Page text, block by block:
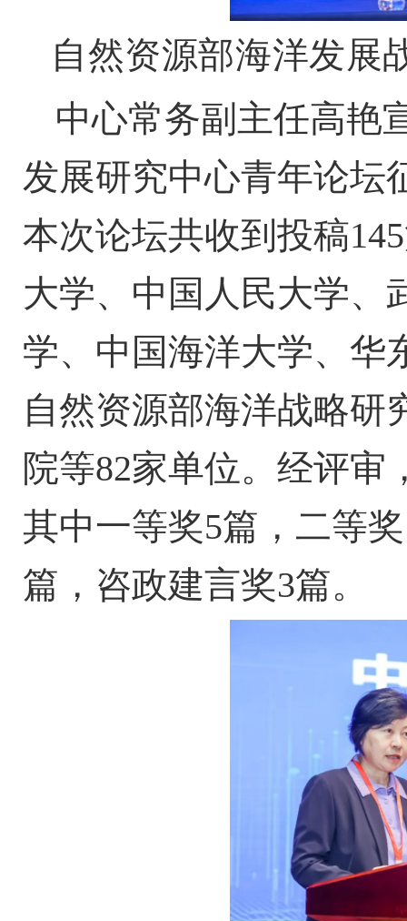
自然资源部海洋发展
中心常务副主任高艳
发展研究中心青年论坛
本次论坛共收到投稿
大学、中国人民大学、
学、中国海洋大学、华
自然资源部海洋战略研
院等82家单位。经评审
其中一等奖5篇，二等
篇，咨政建言奖3篇。